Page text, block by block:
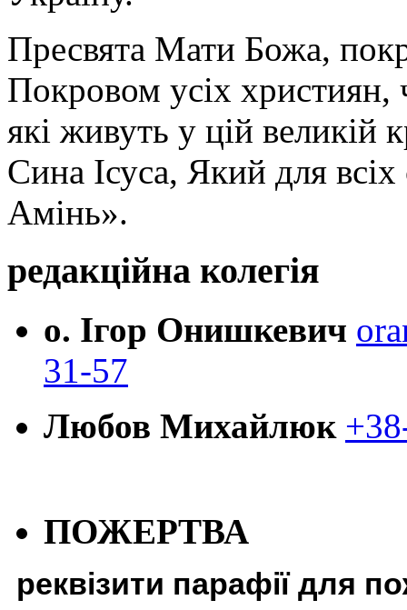
Пресвята Мати Божа,
Покровом усіх християн,
які живуть у цій великій
Сина Ісуса, Який для
Амінь».
редакційна колегія
о. Ігор Онишкевич
31-57
Любов Михайлюк
ПОЖЕРТВА
реквізити парафії для